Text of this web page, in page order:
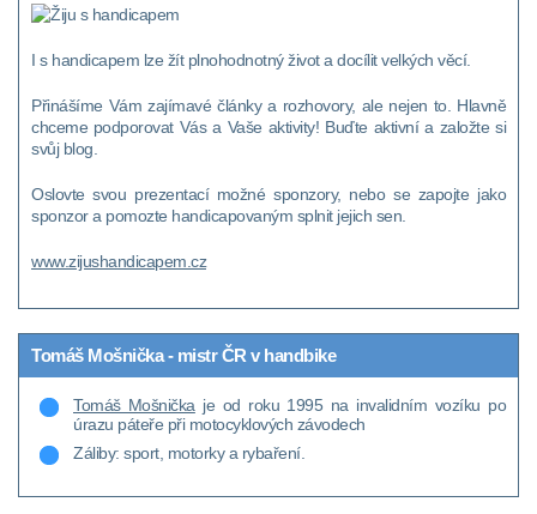
I s handicapem lze žít plnohodnotný život a docílit velkých věcí.
Přinášíme Vám zajímavé články a rozhovory, ale nejen to. Hlavně
chceme podporovat Vás a Vaše aktivity! Buďte aktivní a založte si
svůj blog.
Oslovte svou prezentací možné sponzory, nebo se zapojte jako
sponzor a pomozte handicapovaným splnit jejich sen.
www.zijushandicapem.cz
Tomáš Mošnička - mistr ČR v handbike
Tomáš Mošnička je od roku 1995 na invalidním vozíku po
úrazu páteře při motocyklových závodech
Záliby: sport, motorky a rybaření.